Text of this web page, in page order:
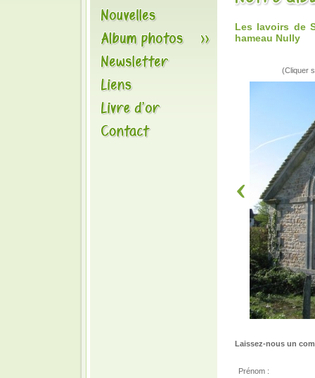
Les lavoirs de
hameau Nully
(Cliquer
Laissez-nous un
Prénom :